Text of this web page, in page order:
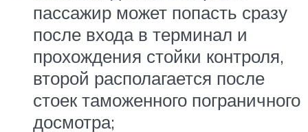
пассажир может попасть сразу
после входа в терминал и
прохождения стойки контроля,
второй располагается после
стоек таможенного пограничного
досмотра;